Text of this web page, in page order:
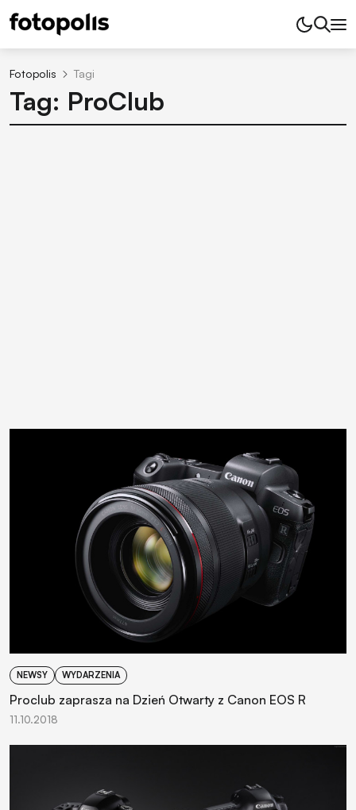
Fotopolis Tagi
Tag: ProClub
NEWSY WYDARZENIA
Proclub zaprasza na Dzień Otwarty z Canon EOS R
11.10.2018